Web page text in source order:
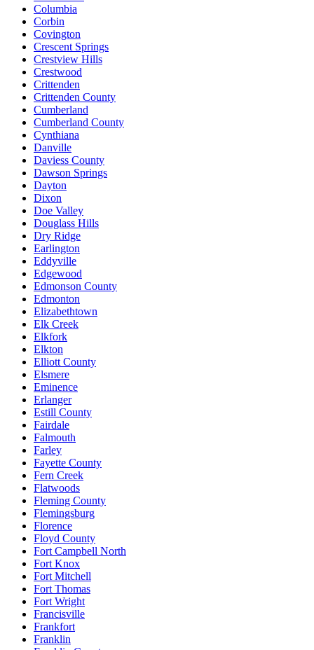
Columbia
Corbin
Covington
Crescent Springs
Crestview Hills
Crestwood
Crittenden
Crittenden County
Cumberland
Cumberland County
Cynthiana
Danville
Daviess County
Dawson Springs
Dayton
Dixon
Doe Valley
Douglass Hills
Dry Ridge
Earlington
Eddyville
Edgewood
Edmonson County
Edmonton
Elizabethtown
Elk Creek
Elkfork
Elkton
Elliott County
Elsmere
Eminence
Erlanger
Estill County
Fairdale
Falmouth
Farley
Fayette County
Fern Creek
Flatwoods
Fleming County
Flemingsburg
Florence
Floyd County
Fort Campbell North
Fort Knox
Fort Mitchell
Fort Thomas
Fort Wright
Francisville
Frankfort
Franklin